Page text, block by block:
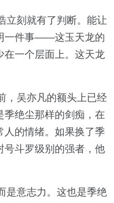
刻就有了判断。能让
一件事——这玉天龙的
在一个层面上。这天龙
吴亦凡的额头上已经
季绝尘那样的剑痴，在
人的情绪。如果换了季
号斗罗级别的强者，他
意志力。这也是季绝